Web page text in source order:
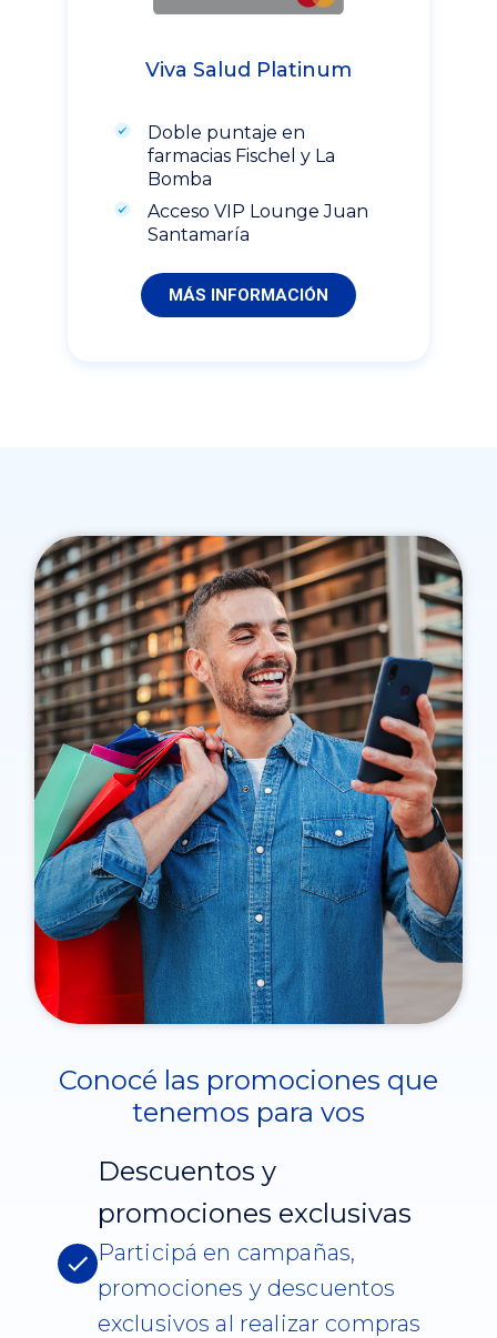
Viva Salud Platinum
Doble puntaje en
farmacias Fischel y La
Bomba
Acceso VIP Lounge Juan
Santamaría
MÁS INFORMACIÓN
Conocé las promociones que
tenemos para vos
Descuentos y
promociones exclusivas
Participá en campañas,
promociones y descuentos
exclusivos al realizar compras